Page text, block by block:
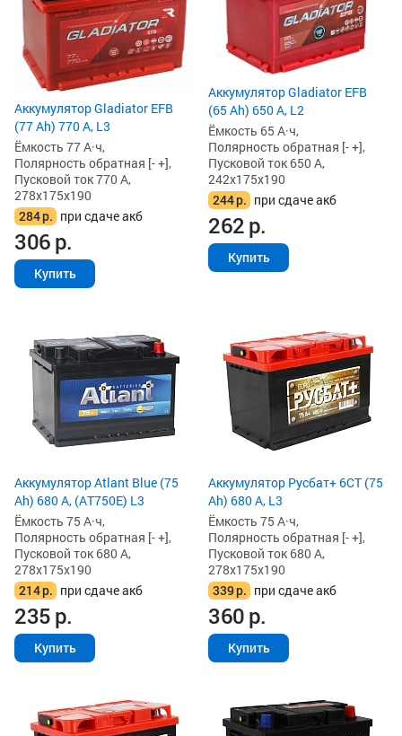
Аккумулятор Gladiator EFB
(77 Ah) 770 А, L3
Ёмкость 77 А·ч,
Полярность обратная [- +],
Пусковой ток 770 А,
278x175x190
284р. при сдаче акб
306р.
Купить
Аккумулятор Gladiator EFB
(65 Ah) 650 А, L2
Ёмкость 65 А·ч,
Полярность обратная [- +],
Пусковой ток 650 А,
242x175x190
244р. при сдаче акб
262р.
Купить
Аккумулятор Atlant Blue (75
Ah) 680 А, (AT750E) L3
Ёмкость 75 А·ч,
Полярность обратная [- +],
Пусковой ток 680 А,
278x175x190
214р. при сдаче акб
235р.
Купить
Аккумулятор Русбат+ 6СТ (75
Ah) 680 А, L3
Ёмкость 75 А·ч,
Полярность обратная [- +],
Пусковой ток 680 А,
278x175x190
339р. при сдаче акб
360р.
Купить